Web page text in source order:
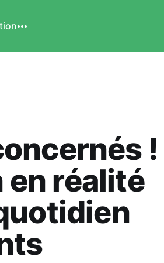
!
en réalité